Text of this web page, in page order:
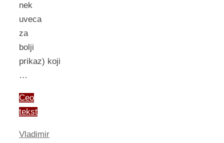
nek
uveca
za
bolji
prikaz) koji
…
Ceo
tekst
Vladimir